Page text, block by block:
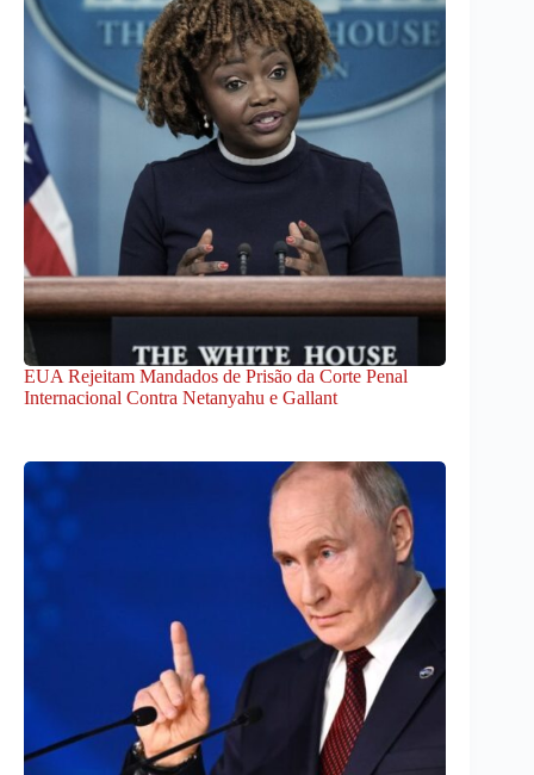
EUA Rejeitam Mandados de Prisão da Corte Penal
Internacional Contra Netanyahu e Gallant